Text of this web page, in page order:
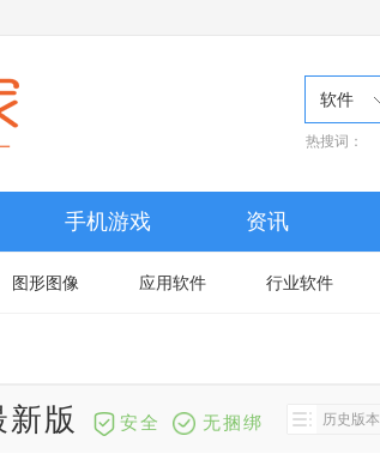
软件
热搜词：
手机游戏 资讯
图形图像 应用软件 行业软件
版 安全 无捆绑 历史版本